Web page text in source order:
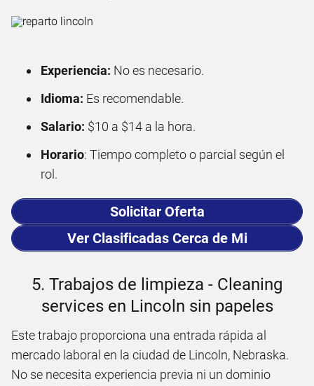
Experiencia: No es necesario.
Idioma: Es recomendable.
Salario: $10 a $14 a la hora.
Horario: Tiempo completo o parcial según el
rol.
Solicitar Oferta
Ver Clasificadas Cerca de Mi
5. Trabajos de limpieza - Cleaning
services en Lincoln sin papeles
Este trabajo proporciona una entrada rápida al
mercado laboral en la ciudad de Lincoln, Nebraska.
No se necesita experiencia previa ni un dominio